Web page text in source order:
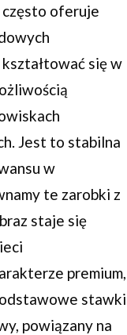
oferuje
się w
Jest to stabilna
w
te zarobki z
staje się
premium,
stawki
powiązany na